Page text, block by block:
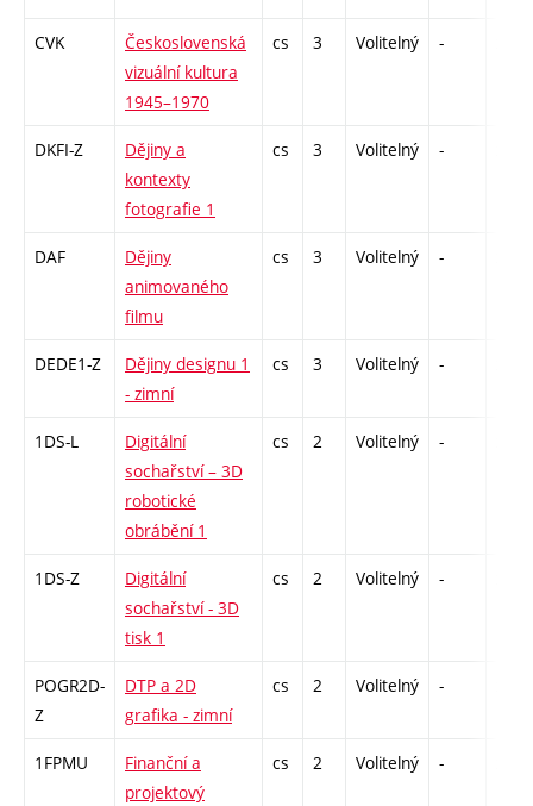
CVK
Československá
vizuální kultura
1945–1970
cs 3 Volitelný -
DKFI-Z
Dějiny a
kontexty
fotografie 1
cs 3 Volitelný -
DAF
Dějiny
animovaného
filmu
cs 3 Volitelný -
DEDE1-Z
Dějiny designu 1
- zimní
cs 3 Volitelný -
1DS-L
Digitální
sochařství – 3D
robotické
obrábění 1
cs 2 Volitelný -
1DS-Z
Digitální
sochařství - 3D
tisk 1
cs 2 Volitelný -
POGR2D-
Z
DTP a 2D
grafika - zimní
cs 2 Volitelný -
1FPMU
Finanční a
projektový
cs 2 Volitelný -